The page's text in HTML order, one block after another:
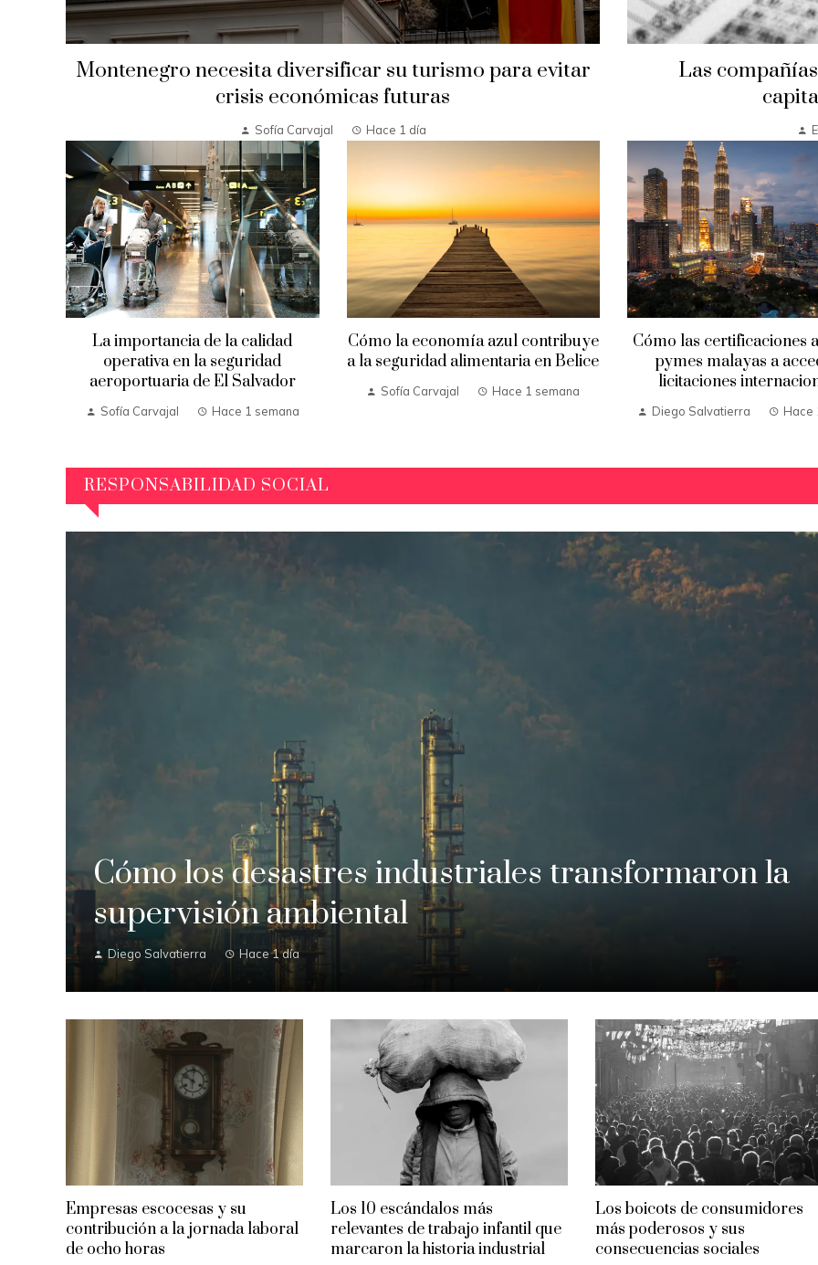
Montenegro necesita diversificar su turismo para evitar
crisis económicas futuras
Sofía Carvajal Hace 1 día
Las
La importancia de la calidad
operativa en la seguridad
aeroportuaria de El Salvador
Sofía Carvajal Hace 1 semana
Cómo la economía azul contribuye
a la seguridad alimentaria en Belice
Sofía Carvajal Hace 1 semana
Cómo las certificaciones
pymes malayas a
licitaciones
Diego Salvatierra Hace
RESPONSABILIDAD SOCIAL
Cómo los desastres industriales transformaron la
supervisión ambiental
Diego Salvatierra Hace 1 día
Empresas escocesas y su
contribución a la jornada laboral
de ocho horas
Los 10 escándalos más
relevantes de trabajo infantil que
marcaron la historia industrial
Los boicots de consumidores
más poderosos y sus
consecuencias sociales